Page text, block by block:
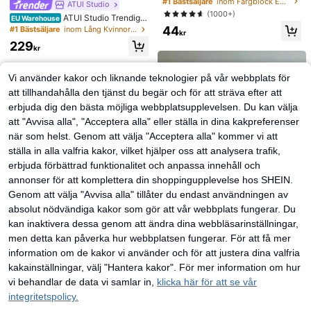
ATUI Studio
EU Warehouse ATUI Studio Trendig r
andig stickad klänning för kvinnor,
#1 Bästsäljare inom Lång Kvinnors tröjklänningar
229kr
39
#Blomsterfestglädje
EU Warehouse
Blommig ihålig vävd v
irkad väska, boho strandväska för k
#1 Bästsäljare
on i magnetisk stil, kompatibelt med
17 Pro Max/17 Pro/17 Air/17/16 Pro
Max/16 Pro/16 Plus/16 E/16/15 Pro
Max/15 Pro/15 Plus/15/14 Pro Max/
X/Xr/Xs Max/7 Plus/8 Plus/7g/8g, st
ötsäkra hörn, kompatibelt med, vår
present, födelsedag, professionell, s
kolstart
(1000+)
44kr
2 st enkla stora vågformade hårban
d för kvinnor, makeup-hårband, pla
st, för vardagsbruk
#1 Bästsäljare
inom ABS Pannband
(1000+)
Vi använder kakor och liknande teknologier på vår webbplats för
att tillhandahålla den tjänst du begär och för att sträva efter att
erbjuda dig den bästa möjliga webbplatsupplevelsen. Du kan välja
att "Avvisa alla", "Acceptera alla" eller ställa in dina kakpreferenser
när som helst. Genom att välja "Acceptera alla" kommer vi att
ställa in alla valfria kakor, vilket hjälper oss att analysera trafik,
erbjuda förbättrad funktionalitet och anpassa innehåll och
annonser för att komplettera din shoppingupplevelse hos SHEIN.
Genom att välja "Avvisa alla" tillåter du endast användningen av
absolut nödvändiga kakor som gör att vår webbplats fungerar. Du
kan inaktivera dessa genom att ändra dina webbläsarinställningar,
men detta kan påverka hur webbplatsen fungerar. För att få mer
information om de kakor vi använder och för att justera dina valfria
kakainställningar, välj "Hantera kakor". För mer information om hur
vi behandlar de data vi samlar in, klicka här för att se vår
integritetspolicy.